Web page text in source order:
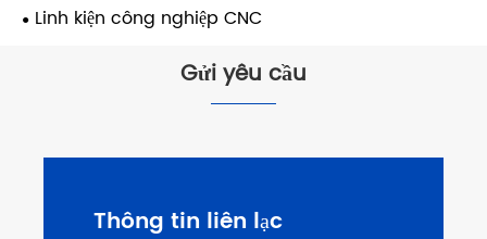
Linh kiện công nghiệp CNC
Gửi yêu cầu
Thông tin liên lạc